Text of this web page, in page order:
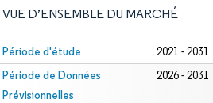
VUE D’ENSEMBLE DU MARCHÉ
Période d'étude 2021 - 2031
Période de Données
Prévisionnelles
2026 - 2031